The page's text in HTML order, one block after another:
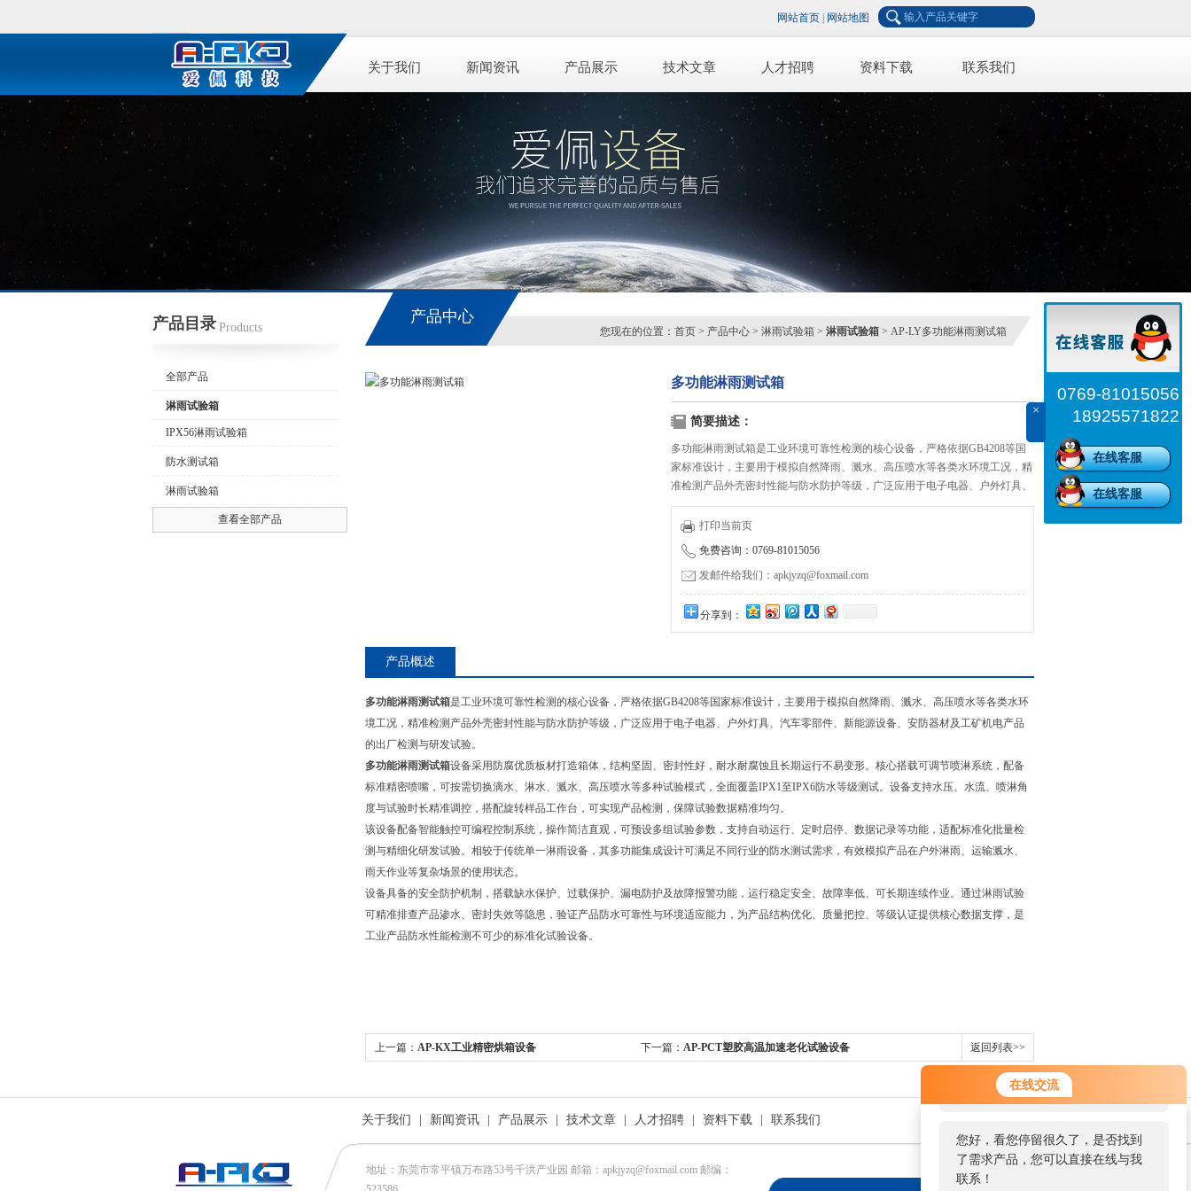
在线交流
您好！欢迎前来咨询，很高兴为您
服务，请问您要咨询什么问题呢？
您好，看您停留很久了，是否找到
了需求产品，您可以直接在线与我
联系！
网站首页 网站地图
关于我们 新闻资讯 产品展示 技术文章 人才招聘 资料下载 联系我们
产品目录 Products
全部产品
淋雨试验箱
IPX56淋雨试验箱
防水测试箱
淋雨试验箱
查看全部产品
产品中心
您现在的位置： 首页 > 产品中心 > 淋雨试验箱 > 淋雨试验箱 > AP-LY多功能淋雨测试箱
多功能淋雨测试箱
简要描述：
多功能淋雨测试箱是工业环境可靠性检测的核心设备，严格依据GB4208等国
家标准设计，主要用于模拟自然降雨、溅水、高压喷水等各类水环境工况，精
准检测产品外壳密封性能与防水防护等级，广泛应用于电子电器、户外灯具、
汽车零部件、新能源设备、安防器材及工矿机电产品的出厂检测与研发试验。
打印当前页
免费咨询：0769-81015056
发邮件给我们：apkjyzq@foxmail.com
分享到：
产品概述
多功能淋雨测试箱是工业环境可靠性检测的核心设备，严格依据GB4208等国家标准设计，主要用于模拟自然降雨、溅水、高压喷水等各类水环
境工况，精准检测产品外壳密封性能与防水防护等级，广泛应用于电子电器、户外灯具、汽车零部件、新能源设备、安防器材及工矿机电产品
的出厂检测与研发试验。
多功能淋雨测试箱设备采用防腐优质板材打造箱体，结构坚固、密封性好，耐水耐腐蚀且长期运行不易变形。核心搭载可调节喷淋系统，配备
标准精密喷嘴，可按需切换滴水、淋水、溅水、高压喷水等多种试验模式，全面覆盖IPX1至IPX6防水等级测试。设备支持水压、水流、喷淋角
度与试验时长精准调控，搭配旋转样品工作台，可实现产品检测，保障试验数据精准均匀。
该设备配备智能触控可编程控制系统，操作简洁直观，可预设多组试验参数，支持自动运行、定时启停、数据记录等功能，适配标准化批量检
测与精细化研发试验。相较于传统单一淋雨设备，其多功能集成设计可满足不同行业的防水测试需求，有效模拟产品在户外淋雨、运输溅水、
雨天作业等复杂场景的使用状态。
设备具备的安全防护机制，搭载缺水保护、过载保护、漏电防护及故障报警功能，运行稳定安全、故障率低、可长期连续作业。通过淋雨试验
可精准排查产品渗水、密封失效等隐患，验证产品防水可靠性与环境适应能力，为产品结构优化、质量把控、等级认证提供核心数据支撑，是
工业产品防水性能检测不可少的标准化试验设备。
上一篇： AP-KX工业精密烘箱设备 下一篇： AP-PCT塑胶高温加速老化试验设备 返回列表>>
关于我们 新闻资讯 产品展示 技术文章 人才招聘 资料下载 联系我们
地址：东莞市常平镇万布路53号千洪产业园 邮箱：apkjyzq@foxmail.com 邮编：
0769-81015056
18925571822
在线客服
在线客服
×